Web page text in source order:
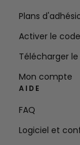
Plans
Activer le code
Télécharger
Mon compte
AIDE
FAQ
Logiciel et